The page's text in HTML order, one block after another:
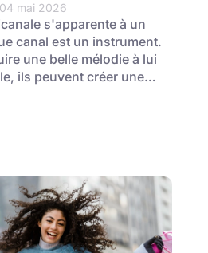
mai 2026
s'apparente à un
canal est un instrument.
une belle mélodie à lui
ils peuvent créer une…